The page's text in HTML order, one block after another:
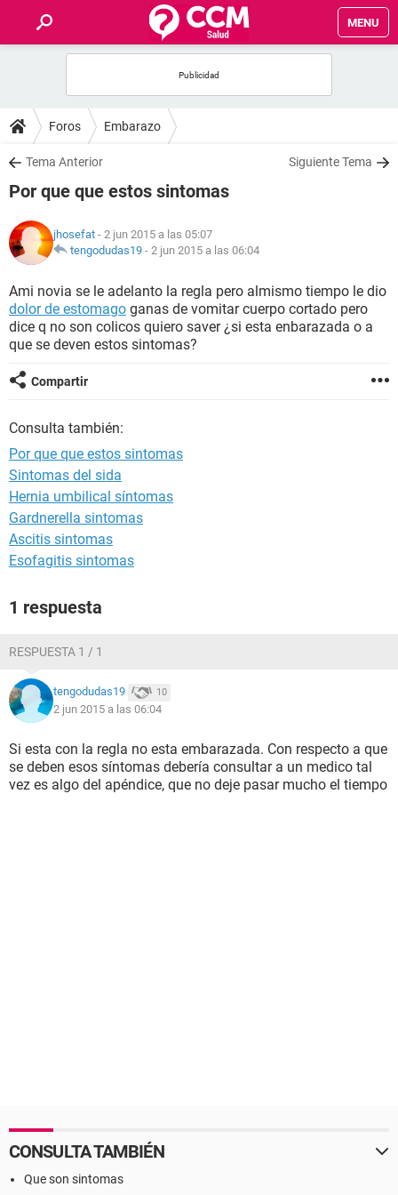
MENU
FOROS
SALUD
FAMILIA
NUTRICIÓN
BIENESTAR
SEXUALIDAD
GLOSARIO
Foros Embarazo
Tema Anterior Siguiente Tema
Por que que estos sintomas
jhosefat - 2 jun 2015 a las 05:07
tengodudas19 - 2 jun 2015 a las 06:04
Ami novia se le adelanto la regla pero almismo tiempo le dio
dolor de estomago ganas de vomitar cuerpo cortado pero
dice q no son colicos quiero saver ¿si esta enbarazada o a
que se deven estos sintomas?
Compartir
Consulta también:
Por que que estos sintomas
Sintomas del sida
Hernia umbilical síntomas
Gardnerella sintomas
Ascitis sintomas
Esofagitis sintomas
1 respuesta
RESPUESTA 1 / 1
tengodudas19 10
2 jun 2015 a las 06:04
Si esta con la regla no esta embarazada. Con respecto a que
se deben esos síntomas debería consultar a un medico tal
vez es algo del apéndice, que no deje pasar mucho el tiempo
CONSULTA TAMBIÉN
Que son sintomas